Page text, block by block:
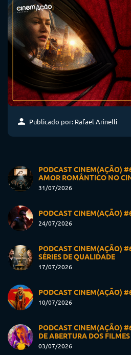
Publicado por: Rafael Arinelli
PODCAST CINEM(AÇÃO)
AMOR ROMÂNTICO NO
31/07/2026
PODCAST CINEM(AÇÃO)
24/07/2026
PODCAST CINEM(AÇÃO)
SÉRIES DE QUALIDADE
17/07/2026
PODCAST CINEM(AÇÃO)
10/07/2026
PODCAST CINEM(AÇÃO)
DE ABERTURA DOS FILMES
03/07/2026